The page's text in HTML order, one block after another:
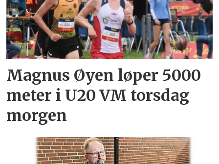
Magnus Øyen løper 5000
meter i U20 VM torsdag
morgen